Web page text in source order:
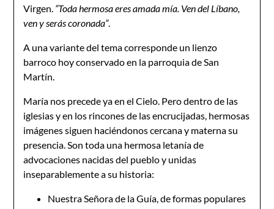
Virgen. “Toda hermosa eres amada mía. Ven del Líbano,
ven y serás coronada”.
A una variante del tema corresponde un lienzo
barroco hoy conservado en la parroquia de San
Martín.
María nos precede ya en el Cielo. Pero dentro de las
iglesias y en los rincones de las encrucijadas, hermosas
imágenes siguen haciéndonos cercana y materna su
presencia. Son toda una hermosa letanía de
advocaciones nacidas del pueblo y unidas
inseparablemente a su historia:
Nuestra Señora de la Guía, de formas populares